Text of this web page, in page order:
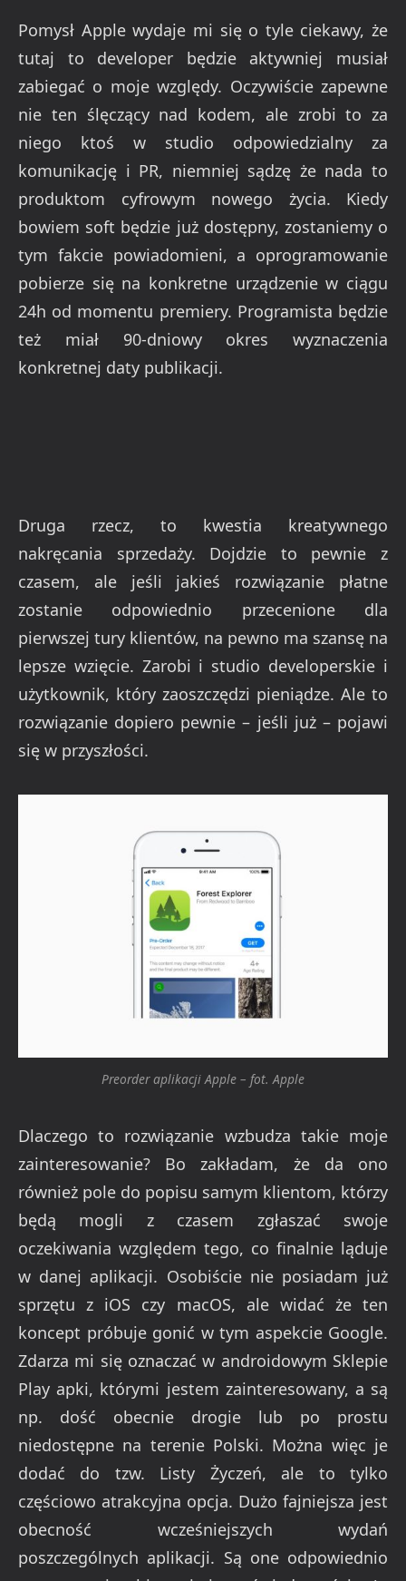
Pomysł Apple wydaje mi się o tyle ciekawy, że
tutaj to developer będzie aktywniej musiał
zabiegać o moje względy. Oczywiście zapewne
nie ten ślęczący nad kodem, ale zrobi to za
niego ktoś w studio odpowiedzialny za
komunikację i PR, niemniej sądzę że nada to
produktom cyfrowym nowego życia. Kiedy
bowiem soft będzie już dostępny, zostaniemy o
tym fakcie powiadomieni, a oprogramowanie
pobierze się na konkretne urządzenie w ciągu
24h od momentu premiery. Programista będzie
też miał 90-dniowy okres wyznaczenia
konkretnej daty publikacji.
Druga rzecz, to kwestia kreatywnego
nakręcania sprzedaży. Dojdzie to pewnie z
czasem, ale jeśli jakieś rozwiązanie płatne
zostanie odpowiednio przecenione dla
pierwszej tury klientów, na pewno ma szansę na
lepsze wzięcie. Zarobi i studio developerskie i
użytkownik, który zaoszczędzi pieniądze. Ale to
rozwiązanie dopiero pewnie – jeśli już – pojawi
się w przyszłości.
Preorder aplikacji Apple – fot. Apple
Dlaczego to rozwiązanie wzbudza takie moje
zainteresowanie? Bo zakładam, że da ono
również pole do popisu samym klientom, którzy
będą mogli z czasem zgłaszać swoje
oczekiwania względem tego, co finalnie ląduje
w danej aplikacji. Osobiście nie posiadam już
sprzętu z iOS czy macOS, ale widać że ten
koncept próbuje gonić w tym aspekcie Google.
Zdarza mi się oznaczać w androidowym Sklepie
Play apki, którymi jestem zainteresowany, a są
np. dość obecnie drogie lub po prostu
niedostępne na terenie Polski. Można więc je
dodać do tzw. Listy Życzeń, ale to tylko
częściowo atrakcyjna opcja. Dużo fajniejsza jest
obecność wcześniejszych wydań
poszczególnych aplikacji. Są one odpowiednio